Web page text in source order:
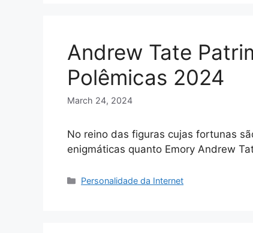
Andrew Tate
Polêmicas 2024
March 24, 2024
No reino das figuras cujas fortunas
enigmáticas quanto Emory Andrew
Categories
Personalidade da Internet